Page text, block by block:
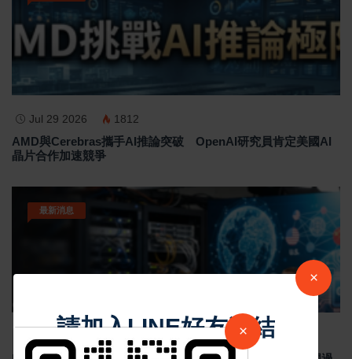
Jul 29 2026 1812
AMD與Cerebras攜手AI推論突破 OpenAI研究員肯定美國AI
晶片合作加速競爭
最新消息
Jul 29 2026
×
請加入LINE好友連結
×